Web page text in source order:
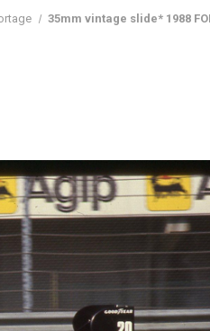
35mm vintage slide* 1988